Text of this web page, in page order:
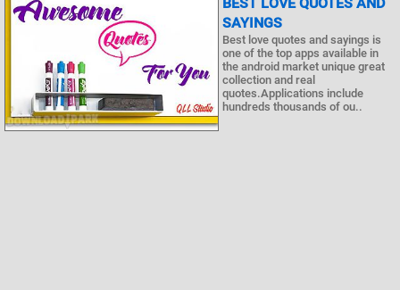
BEST LOVE QUOTES AND
SAYINGS
Best love quotes and sayings is
one of the top apps available in
the android market unique great
collection and real
quotes.Applications include
hundreds thousands of ou..